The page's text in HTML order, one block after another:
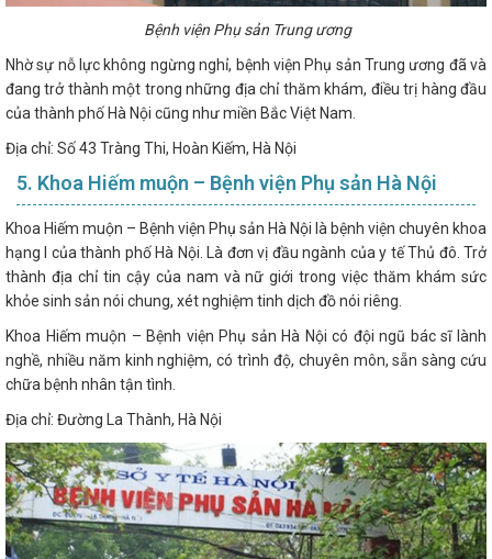
Bệnh viện Phụ sản Trung ương
Nhờ sự nỗ lực không ngừng nghỉ, bệnh viện Phụ sản Trung ương đã và
đang trở thành một trong những địa chỉ thăm khám, điều trị hàng đầu
của thành phố Hà Nội cũng như miền Bắc Việt Nam.
Địa chỉ: Số 43 Tràng Thi, Hoàn Kiếm, Hà Nội
5. Khoa Hiếm muộn – Bệnh viện Phụ sản Hà Nội
Khoa Hiếm muộn – Bệnh viện Phụ sản Hà Nội là bệnh viện chuyên khoa
hạng I của thành phố Hà Nội. Là đơn vị đầu ngành của y tế Thủ đô. Trở
thành địa chỉ tin cậy của nam và nữ giới trong việc thăm khám sức
khỏe sinh sản nói chung, xét nghiệm tinh dịch đồ nói riêng.
Khoa Hiếm muộn – Bệnh viện Phụ sản Hà Nội có đội ngũ bác sĩ lành
nghề, nhiều năm kinh nghiệm, có trình độ, chuyên môn, sẵn sàng cứu
chữa bệnh nhân tận tình.
Địa chỉ: Đường La Thành, Hà Nội